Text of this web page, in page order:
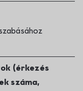
(érkezés
száma,